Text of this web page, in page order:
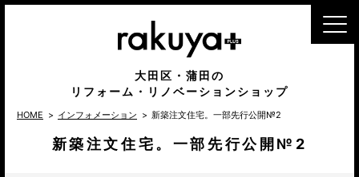
大田区・蒲田の
リフォーム・リノベーションショップ
MENU
HOME インフォメーション 新築注文住宅。一部先行公開№2
新築注文住宅。一部先行公開№2